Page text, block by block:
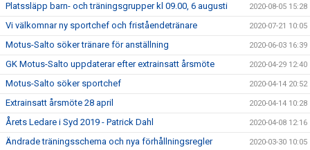
Platssläpp barn- och träningsgrupper kl 09.00, 6 augusti 2020-08-05 15:28
Vi välkomnar ny sportchef och friståendetränare 2020-07-21 10:05
Motus-Salto söker tränare för anställning 2020-06-03 16:39
GK Motus-Salto uppdaterar efter extrainsatt årsmöte 2020-04-29 12:40
Motus-Salto söker sportchef 2020-04-14 20:52
Extrainsatt årsmöte 28 april 2020-04-14 10:28
Årets Ledare i Syd 2019 - Patrick Dahl 2020-04-08 12:16
Ändrade träningsschema och nya förhållningsregler 2020-03-30 10:05